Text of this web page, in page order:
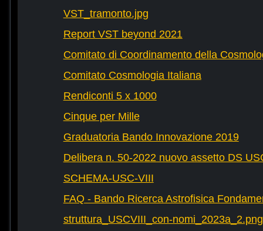
VST_tramonto.jpg
Report VST beyond 2021
Comitato di Coordinamento della
Comitato Cosmologia Italiana
Rendiconti 5 x 1000
Cinque per Mille
Graduatoria Bando Innovazione 2019
Delibera n. 50-2022 nuovo assetto DS
SCHEMA-USC-VIII
FAQ - Bando Ricerca Astrofisica
struttura_USCVIII_con-nomi_2023a_2.png